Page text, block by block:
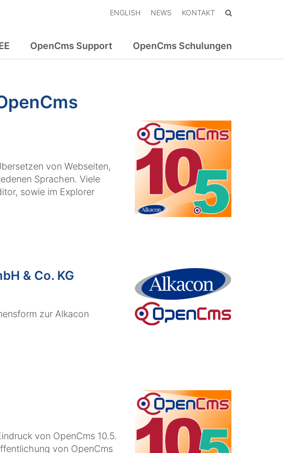
ENGLISH NEWS KONTAKT
OpenCms Support OpenCms Schulungen
von Webseiten,
Sprachen. Viele
sowie im Explorer
& Co. KG
zur Alkacon
von OpenCms 10.5.
von OpenCms